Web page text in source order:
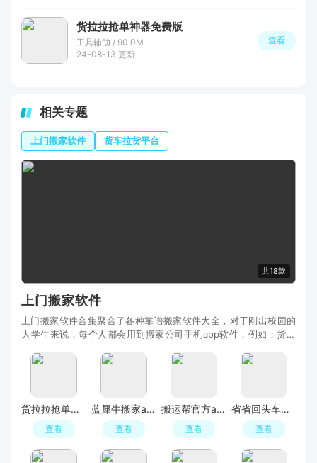
货拉拉抢单神器免费版
工具辅助 / 90.0M
24-08-13 更新
查看
相关专题
上门搬家软件 货车拉货平台
共18款
上门搬家软件
上门搬家软件合集聚合了各种靠谱搬家软件大全，对于刚出校园的
大学生来说，每个人都会用到搬家公司手机app软件，例如：货拉
货拉拉抢单神器
查看
蓝犀牛搬家app手机版客户端
查看
搬运帮官方app客户端
查看
省省回头车货主版客户端(省省回头车企业版)
查看